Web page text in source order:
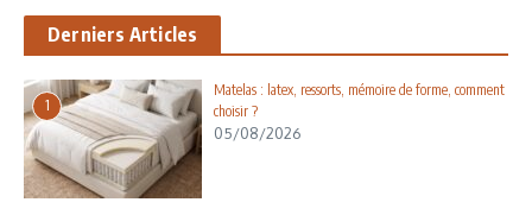
Derniers Articles
1
Matelas : latex, ressorts, mémoire de forme, comment
choisir ?
05/08/2026